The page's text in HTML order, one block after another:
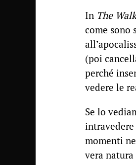
In The
come sono
(poi
perché
vedere le
Se lo
momenti
vera